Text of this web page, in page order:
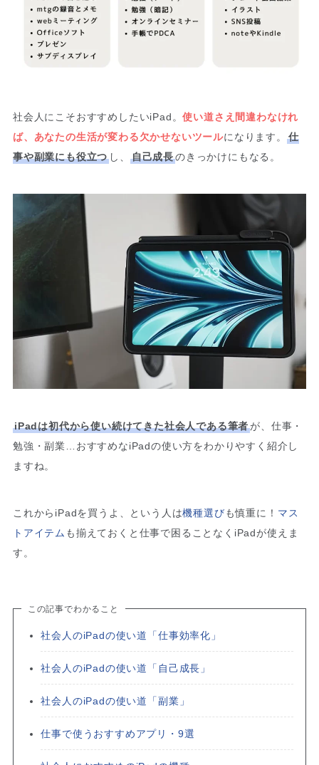
社会人にこそおすすめしたいiPad。使い道さえ間違わなけれ
ば、あなたの生活が変わる欠かせないツールになります。
仕
事や副業にも役立つ し、 自己成長のきっかけにもなる。
iPadは初代から使い続けてきた社会人である筆者が、仕事・
勉強・副業…おすすめなiPadの使い方をわかりやすく紹介し
ますね。
これからiPadを買うよ、という人は機種選びも慎重に！ マス
トアイテム も揃えておくと仕事で困ることなくiPadが使えま
す。
この記事でわかること
社会人のiPadの使い道「仕事効率化」
社会人のiPadの使い道「自己成長」
社会人のiPadの使い道「副業」
仕事で使うおすすめアプリ・9選